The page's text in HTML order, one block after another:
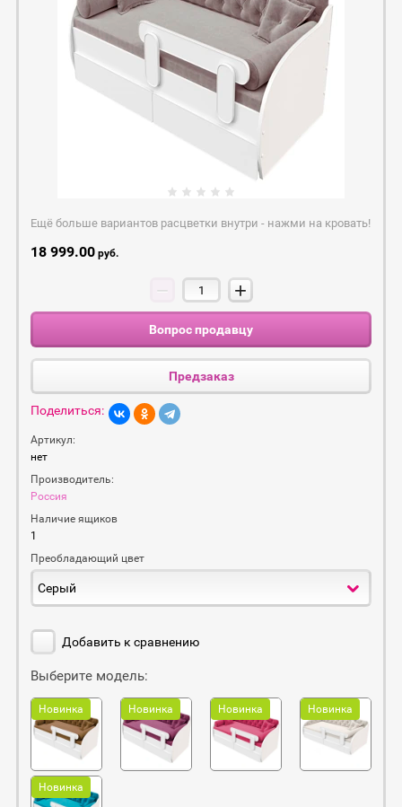
Ещё больше вариантов расцветки внутри - нажми на кровать!
18 999.00 руб.
− +
Вопрос продавцу
Предзаказ
Поделиться:
Артикул:
нет
Производитель:
Россия
Наличие ящиков
1
Преобладающий цвет
Серый
Добавить к сравнению
Выберите модель:
Новинка Новинка Новинка Новинка
Новинка